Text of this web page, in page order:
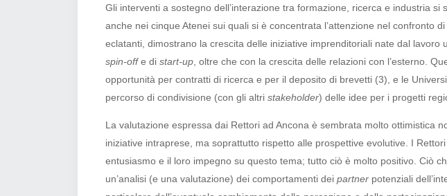
Gli interventi a sostegno dell’interazione tra formazione, ricerca e industria si
anche nei cinque Atenei sui quali si è concentrata l’attenzione nel confronto
eclatanti, dimostrano la crescita delle iniziative imprenditoriali nate dal lavoro
spin-offe di start-up , oltre che con la crescita delle relazioni con l’esterno.
opportunità per contratti di ricerca e per il deposito di brevetti (3) , e le
percorso di condivisione (con gli altri stakeholder) delle idee per i progetti
La valutazione espressa dai Rettori ad Ancona è sembrata molto ottimistica
iniziative intraprese, ma soprattutto rispetto alle prospettive evolutive. I
entusiasmo e il loro impegno su questo tema; tutto ciò è molto positivo. Ciò
un’analisi (e una valutazione) dei comportamenti dei partner potenziali